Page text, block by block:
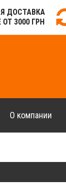
ДОСТАВКА
3000 ГРН
О компании